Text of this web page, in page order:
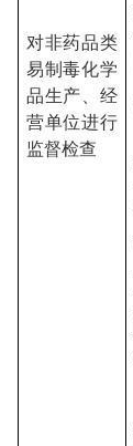
对非药品类
易制毒化学
品生产、经
营单位进行
监督检查